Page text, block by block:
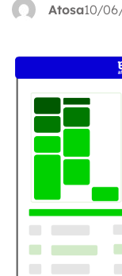
Atosa10/